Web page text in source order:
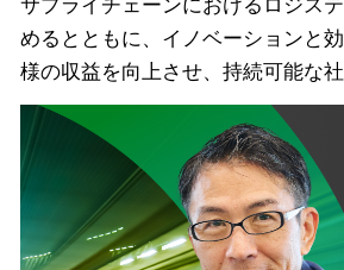
サプライチェーンにおけるロジス
めるとともに、イノベーションと
様の収益を向上させ、持続可能な